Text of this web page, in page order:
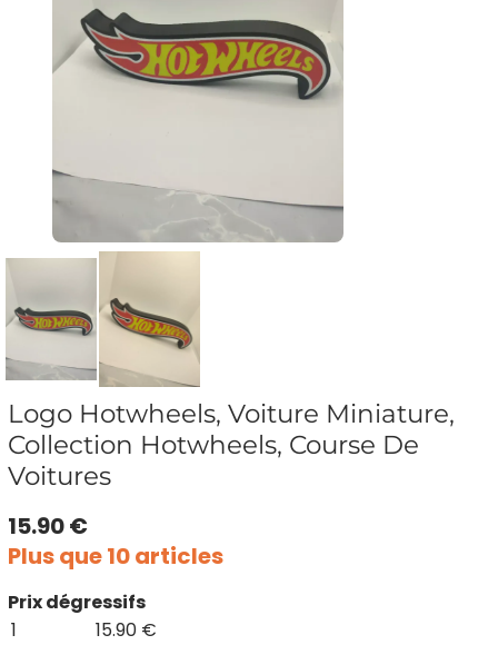
Logo Hotwheels, Voiture Miniature,
Collection Hotwheels, Course De
Voitures
15.90 €
Plus que 10 articles
Prix dégressifs
1
15.90 €